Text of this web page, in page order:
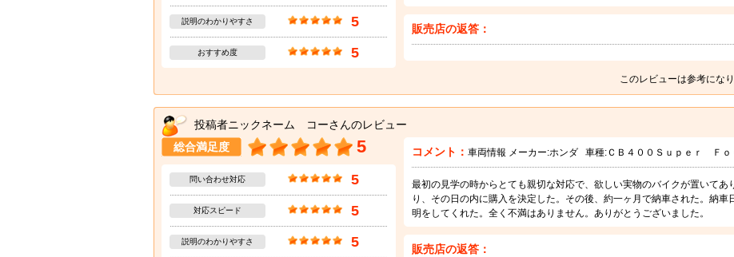
説明のわかりやすさ 5
おすすめ度 5
販売店の返答：
このレビューは参考にな
投稿者ニックネーム コーさんのレビュー
総合満足度 5
問い合わせ対応 5
対応スピード 5
説明のわかりやすさ 5
コメント： 車両情報 メーカー:ホンダ 車種:ＣＢ４００Ｓｕｐｅｒ Ｆｏ
最初の見学の時からとても親切な対応で、欲しい実物のバイクが置いてあ
り、その日の内に購入を決定した。その後、約一ヶ月で納車された。納
明をしてくれた。全く不満はありません。ありがとうございました。
販売店の返答：